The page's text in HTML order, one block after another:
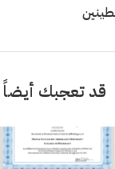
قد تعجبك أيضاً